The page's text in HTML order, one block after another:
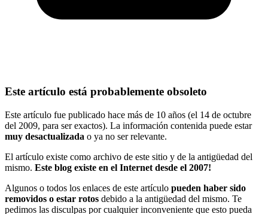
Este artículo está probablemente obsoleto
Este artículo fue publicado hace más de 10 años (el 14 de octubre
del 2009, para ser exactos). La información contenida puede estar
muy desactualizada o ya no ser relevante.
El artículo existe como archivo de este sitio y de la antigüedad del
mismo. Este blog existe en el Internet desde el 2007!
Algunos o todos los enlaces de este artículo pueden haber sido
removidos o estar rotos debido a la antigüedad del mismo. Te
pedimos las disculpas por cualquier inconveniente que esto pueda